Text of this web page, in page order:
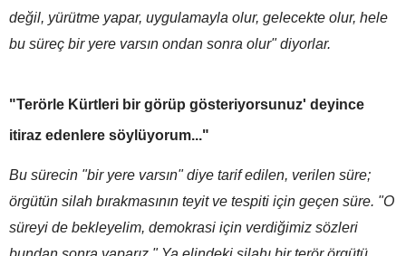
değil, yürütme yapar, uygulamayla olur, gelecekte olur, hele
bu süreç bir yere varsın ondan sonra olur" diyorlar.
"Terörle Kürtleri bir görüp gösteriyorsunuz' deyince
itiraz edenlere söylüyorum..."
Bu sürecin "bir yere varsın" diye tarif edilen, verilen süre;
örgütün silah bırakmasının teyit ve tespiti için geçen süre. "O
süreyi de bekleyelim, demokrasi için verdiğimiz sözleri